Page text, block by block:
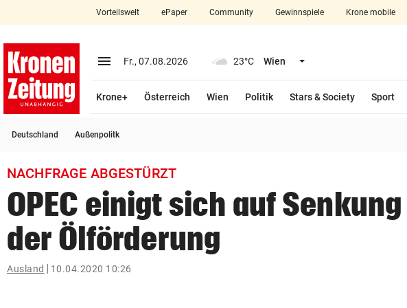
closeSchließen
account_circle Anmelden
arrow_right
bookmark
search
Suchbegriff
eingeben
Vorteilswelt ePaper Community Gewinnspiele Krone mobile
menu Menü aufklappen
Fr., 07.08.2026 23°C Wien Menü aufklappen
Krone+ Österreich Wien Politik Stars & Society Sport
Deutschland Außenpolitk
NACHFRAGE ABGESTÜRZT
OPEC einigt sich auf Senkung
der Ölförderung
Ausland 10.04.2020 10:26